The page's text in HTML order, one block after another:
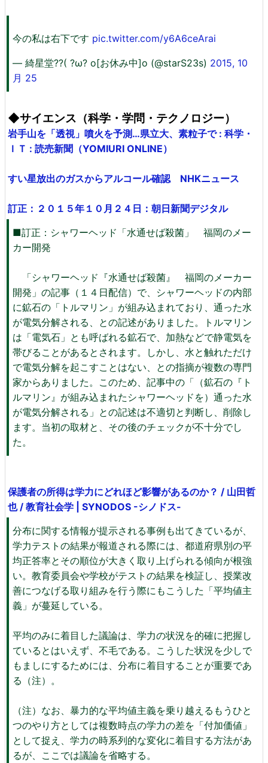
今の私は右下です pic.twitter.com/y6A6ceArai
— 綺星堂??( ?ω? o[お休み中]o (@starS23s) 2015, 10
月 25
◆サイエンス（科学・学問・テクノロジー）
岩手山を「透視」噴火を予測…県立大、素粒子で : 科学・
ＩＴ : 読売新聞（YOMIURI ONLINE）
すい星放出のガスからアルコール確認 NHKニュース
訂正：２０１５年１０月２４日：朝日新聞デジタル
■訂正：シャワーヘッド「水通せば殺菌」 福岡のメー
カー開発
「シャワーヘッド『水通せば殺菌』 福岡のメーカー
開発」の記事（１４日配信）で、シャワーヘッドの内部
に鉱石の「トルマリン」が組み込まれており、通った水
が電気分解される、との記述がありました。トルマリン
は「電気石」とも呼ばれる鉱石で、加熱などで静電気を
帯びることがあるとされます。しかし、水と触れただけ
で電気分解を起こすことはない、との指摘が複数の専門
家からありました。このため、記事中の「（鉱石の『ト
ルマリン』が組み込まれたシャワーヘッドを）通った水
が電気分解される」との記述は不適切と判断し、削除し
ます。当初の取材と、その後のチェックが不十分でし
た。
保護者の所得は学力にどれほど影響があるのか？ / 山田哲
也 / 教育社会学 | SYNODOS -シノドス-
分布に関する情報が提示される事例も出てきているが、
学力テストの結果が報道される際には、都道府県別の平
均正答率とその順位が大きく取り上げられる傾向が根強
い。教育委員会や学校がテストの結果を検証し、授業改
善につなげる取り組みを行う際にもこうした「平均値主
義」が蔓延している。
平均のみに着目した議論は、学力の状況を的確に把握し
ているとはいえず、不毛である。こうした状況を少しで
もましにするためには、分布に着目することが重要であ
る（注）。
（注）なお、暴力的な平均値主義を乗り越えるもうひと
つのやり方としては複数時点の学力の差を「付加価値」
として捉え、学力の時系列的な変化に着目する方法があ
るが、ここでは議論を省略する。